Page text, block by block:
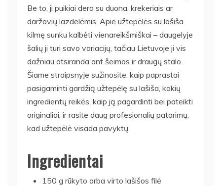
Be to, ji puikiai dera su duona, krekeriais ar
daržovių lazdelėmis. Apie užtepėlės su lašiša
kilmę sunku kalbėti vienareikšmiškai – daugelyje
šalių ji turi savo variacijų, tačiau Lietuvoje ji vis
dažniau atsiranda ant šeimos ir draugų stalo.
Šiame straipsnyje sužinosite, kaip paprastai
pasigaminti gardžią užtepėlę su lašiša, kokių
ingredientų reikės, kaip ją pagardinti bei pateikti
originaliai, ir rasite daug profesionalių patarimų,
kad užtepėlė visada pavyktų.
Ingredientai
150 g rūkyto arba virto lašišos filė